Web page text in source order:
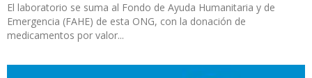
El laboratorio se suma al Fondo de Ayuda Humanitaria y de
Emergencia (FAHE) de esta ONG, con la donación de
medicamentos por valor...